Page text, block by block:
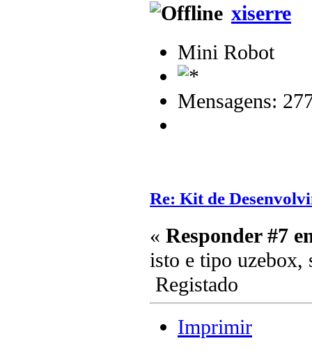
xiserre
Mini Robot
Mensagens:
Re: Kit de
« Responder #7
isto e tipo uzebox,
Registado
Imprimir